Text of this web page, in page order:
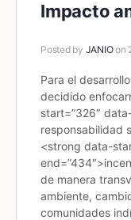
Impacto
Posted by JANIOon
Para el
decidido
start=”326″
responsabilidad
<strong data-
de manera
ambiente,
comunidades